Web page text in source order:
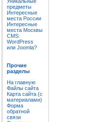
предметы
Интересные
места России
Интересные
места Москвы
CMS:
WordPress
или Joomla?
Прочие
разделы
На главную
Файлы сайта
Карта сайта (с
материалами)
Форма
обратной
связи